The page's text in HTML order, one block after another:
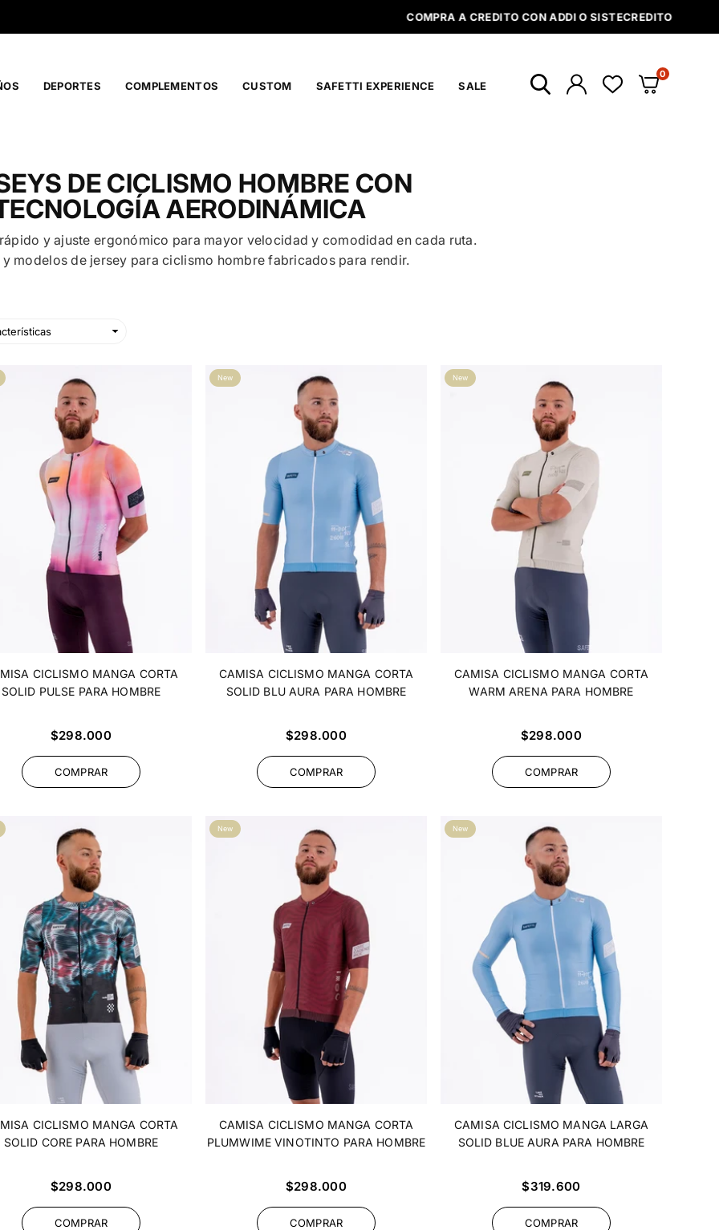
DEPORTES COMPLEMENTOS CUSTOM SAFETTI EXPERIENCE SALE
0
DE CICLISMO HOMBRE CON
AERODINÁMICA
y ajuste ergonómico para mayor velocidad y comodidad en cada ruta.
y modelos de jersey para ciclismo hombre fabricados para rendir.
CICLISMO MANGA CORTA
SOLID PULSE PARA HOMBRE
Precio
$298.000
COMPRAR
New
CAMISA CICLISMO MANGA CORTA
SOLID BLU AURA PARA HOMBRE
Precio
$298.000
COMPRAR
New
CAMISA CICLISMO MANGA CORTA
WARM ARENA PARA HOMBRE
Precio
$298.000
COMPRAR
CICLISMO MANGA CORTA
SOLID CORE PARA HOMBRE
Precio
$298.000
COMPRAR
New
CAMISA CICLISMO MANGA CORTA
PLUMWIME VINOTINTO PARA HOMBRE
Precio
$298.000
COMPRAR
New
CAMISA CICLISMO MANGA LARGA
SOLID BLUE AURA PARA HOMBRE
Precio
$319.600
COMPRAR